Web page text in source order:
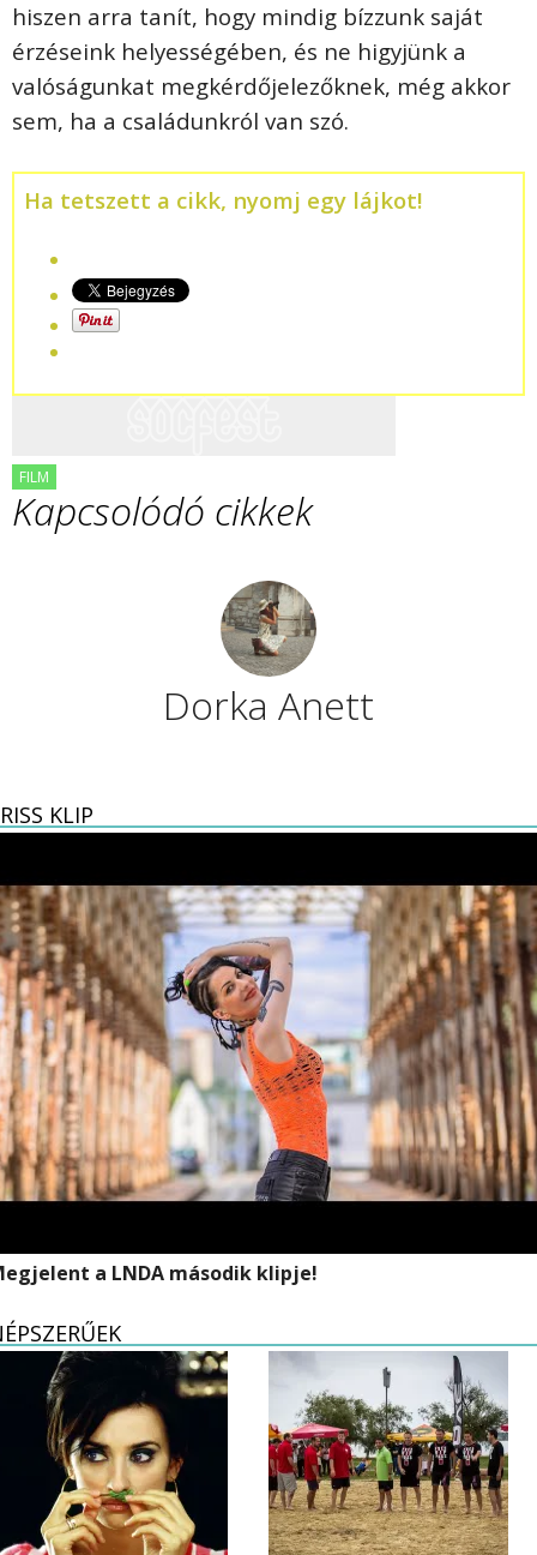
hiszen arra tanít, hogy mindig bízzunk saját
érzéseink helyességében, és ne higyjünk a
valóságunkat megkérdőjelezőknek, még akkor
sem, ha a családunkról van szó.
Ha tetszett a cikk, nyomj egy lájkot!
FILM
Kapcsolódó cikkek
Dorka Anett
KLIP
a LNDA második klipje!